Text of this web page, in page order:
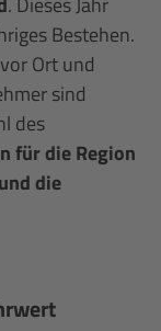
Bestehen.
Ort und
sind
des
für die Region
die